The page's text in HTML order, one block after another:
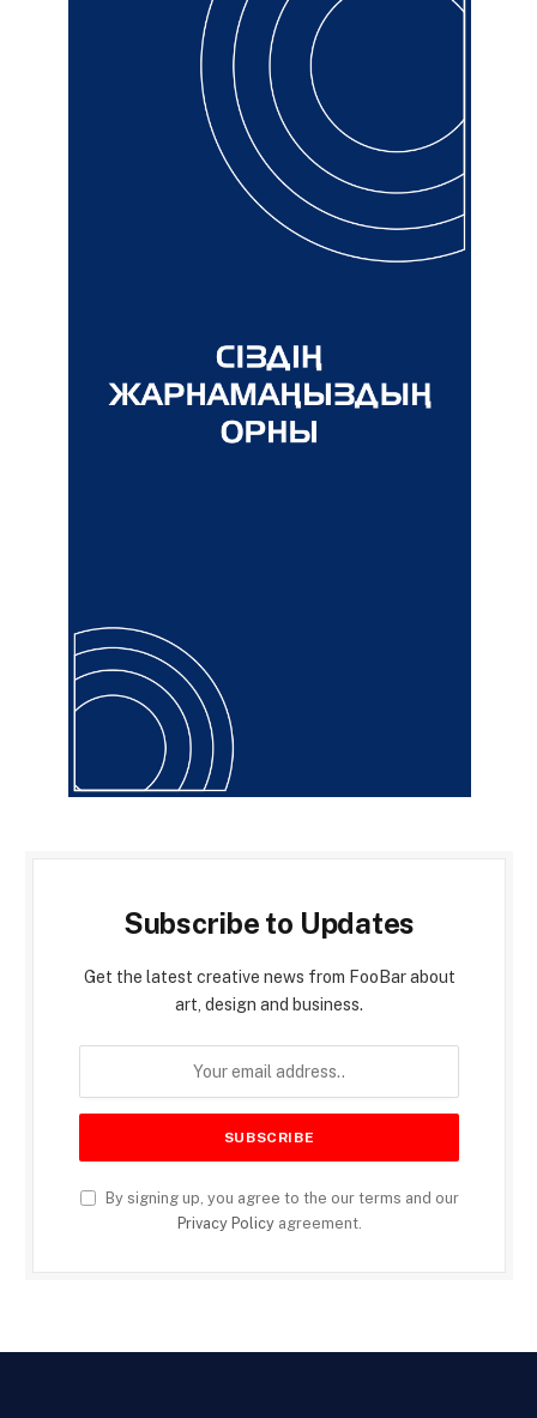
Subscribe to Updates
Get the latest creative news from FooBar about
art, design and business.
By signing up, you agree to the our terms and our
Privacy Policyagreement.